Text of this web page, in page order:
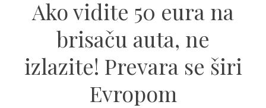
Ako vidite 50 eura na
brisaču auta, ne
izlazite! Prevara se širi
Evropom